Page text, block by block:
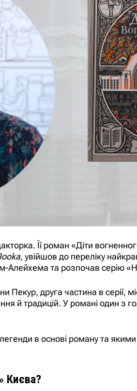
Її роман «Діти
, увійшов до переліку
Алейхема та розпочав серію
друга частина в серії,
й традицій. У романі один
в основі роману та
Києва?